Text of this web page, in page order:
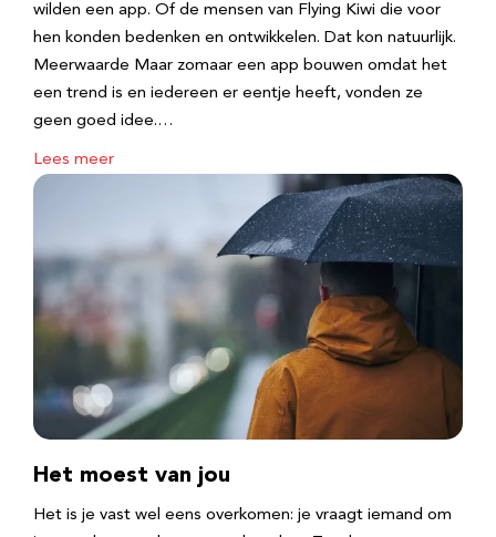
wilden een app. Of de mensen van Flying Kiwi die voor
hen konden bedenken en ontwikkelen. Dat kon natuurlijk.
Meerwaarde Maar zomaar een app bouwen omdat het
een trend is en iedereen er eentje heeft, vonden ze
geen goed idee.…
Lees meer
Het moest van jou
Het is je vast wel eens overkomen: je vraagt iemand om